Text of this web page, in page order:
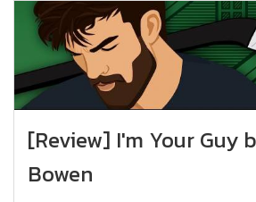
[Review] I'm Your Guy
Bowen